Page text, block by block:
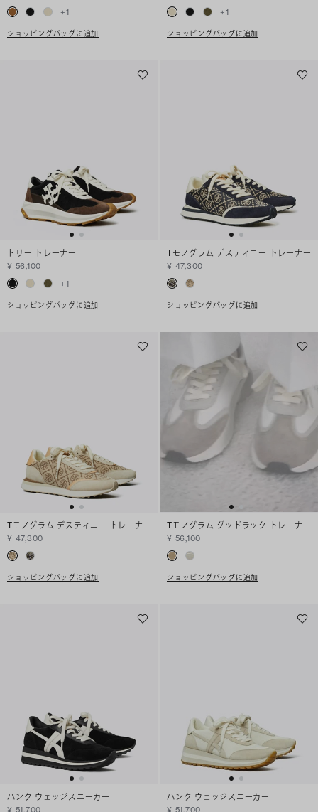
+1
ショッピングバッグに追加
+1
ショッピングバッグに追加
トリー トレーナー
¥ 56,100
+1
ショッピングバッグに追加
Tモノグラム デスティニー トレーナー
¥ 47,300
ショッピングバッグに追加
Tモノグラム デスティニー トレーナー
¥ 47,300
ショッピングバッグに追加
Tモノグラム グッドラック トレーナー
¥ 56,100
ショッピングバッグに追加
ハンク ウェッジスニーカー
¥ 51,700
ハンク ウェッジスニーカー
¥ 51,700